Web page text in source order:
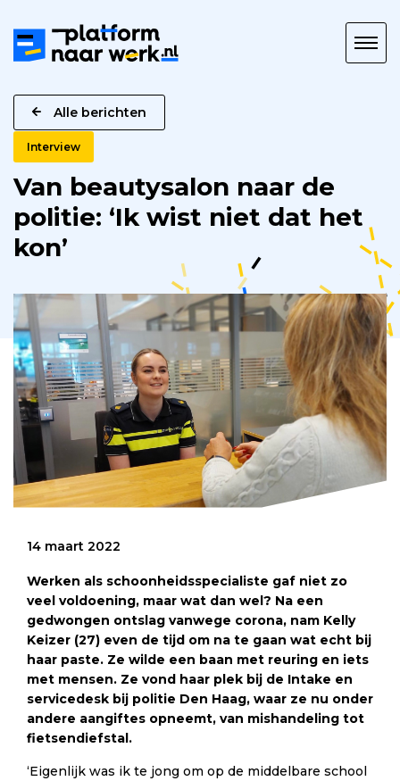
naar
Werk
Alle berichten
Interview
Van beautysalon naar de
politie: ‘Ik wist niet dat het
kon’
14 maart 2022
Werken als schoonheidsspecialiste gaf niet zo
veel voldoening, maar wat dan wel? Na een
gedwongen ontslag vanwege corona, nam Kelly
Keizer (27) even de tijd om na te gaan wat echt bij
haar paste. Ze wilde een baan met reuring en iets
met mensen. Ze vond haar plek bij de Intake en
servicedesk bij politie Den Haag, waar ze nu onder
andere aangiftes opneemt, van mishandeling tot
fietsendiefstal.
‘Eigenlijk was ik te jong om op de middelbare school